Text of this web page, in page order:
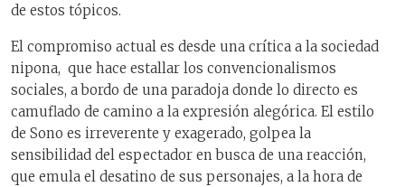
de estos tópicos.
El compromiso actual es desde una crítica a la sociedad
nipona, que hace estallar los convencionalismos
sociales, a bordo de una paradoja donde lo directo es
camuflado de camino a la expresión alegórica. El estilo
de Sono es irreverente y exagerado, golpea la
sensibilidad del espectador en busca de una reacción,
que emula el desatino de sus personajes, a la hora de